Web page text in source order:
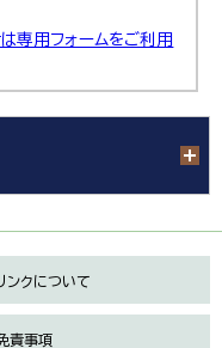
専用フォームをご利用
ンクについて
責事項